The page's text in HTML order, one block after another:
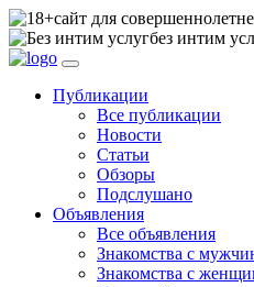
сайт для
без интим
Публикации
Все публикации
Новости
Статьи
Обзоры
Подслушано
Объявления
Все объявления
Знакомства с
Знакомства с